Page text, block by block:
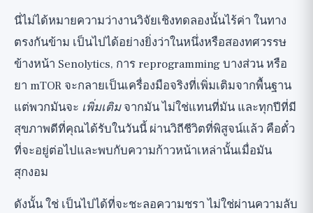
นี่ไม่ได้หมายความว่างานวิจัยเชิงทดลองนั้นไร้ค่า ในทาง
ตรงกันข้าม เป็นไปได้อย่างยิ่งว่าในหนึ่งหรือสองทศวรรษ
ข้างหน้า Senolytics, การ reprogramming บางส่วน หรือ
ยา mTOR จะกลายเป็นเครื่องมือจริงที่เพิ่มเติมจากพื้นฐาน
แต่พวกมันจะ เพิ่มเติมจากมัน ไม่ใช่แทนที่มัน และทุกปีที่มี
สุขภาพดีที่คุณได้รับในวันนี้ ผ่านวิถีชีวิตที่พิสูจน์แล้ว คือตั๋ว
ที่จะอยู่ต่อไปและพบกับความก้าวหน้าเหล่านั้นเมื่อมัน
สุกงอม
ดังนั้น ใช่ เป็นไปได้ที่จะชะลอความชรา ไม่ใช่ผ่านความลับ